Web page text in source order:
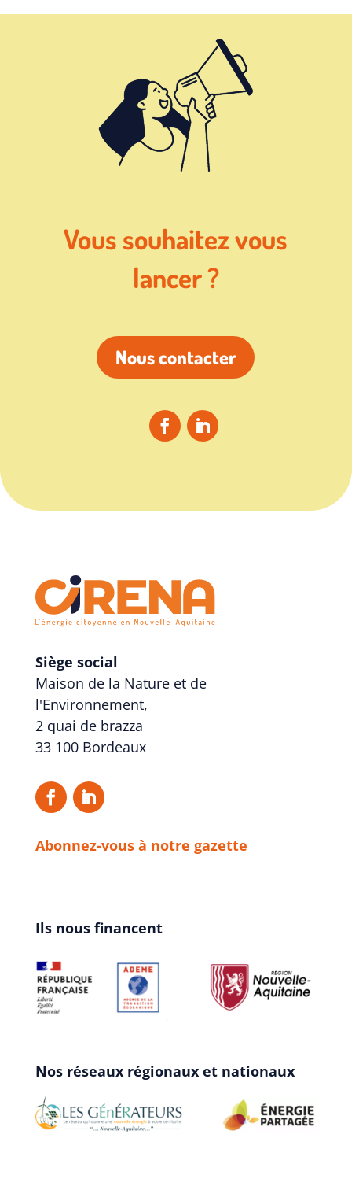
Vous souhaitez vous
lancer ?
Nous contacter
Siège social
Maison de la Nature et de
l'Environnement,
2 quai de brazza
33 100 Bordeaux
Abonnez-vous à notre gazette
Ils nous financent
Nos réseaux régionaux et nationaux